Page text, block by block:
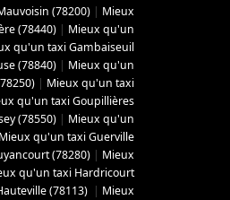
(78200) | Mieux
(78440) | Mieux qu'un
qu'un taxi Gambaiseuil
(78840) | Mieux qu'un
| Mieux qu'un taxi
qu'un taxi Goupillières
(78550) | Mieux qu'un
Mieux qu'un taxi Guerville
(78280) | Mieux
qu'un taxi Hardricourt
(78113) | Mieux